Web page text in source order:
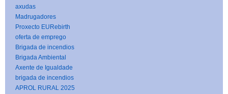
axudas
Madrugadores
Proxecto EURebirth
oferta de emprego
Brigada de incendios
Brigada Ambiental
Axente de Igualdade
brigada de incendios
APROL RURAL 2025